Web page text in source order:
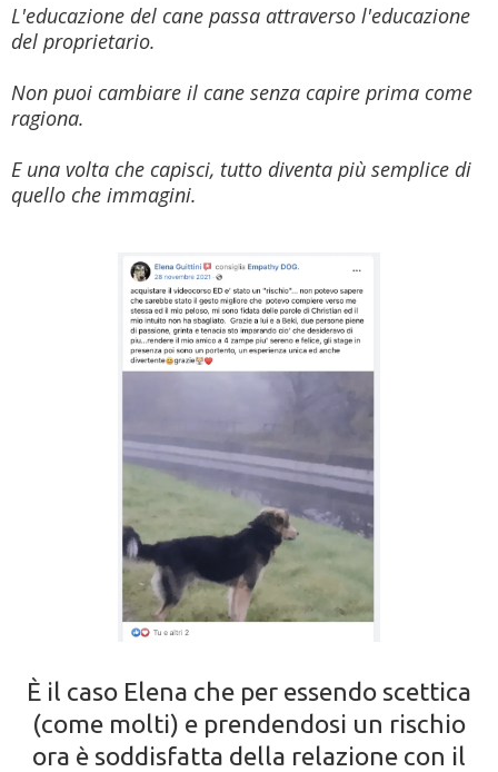
L'educazione del cane passa attraverso l'educazione
del proprietario.
Non puoi cambiare il cane senza capire prima come
ragiona.
E una volta che capisci, tutto diventa più semplice di
quello che immagini.
È il caso Elena che per essendo scettica
(come molti) e prendendosi un rischio
ora è soddisfatta della relazione con il